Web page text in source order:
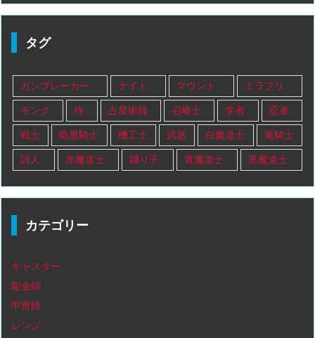
タグ
ガンブレーカー ナイト マウント ミラプリ
モンク 侍 占星術師 召喚士 学者 忍者
戦士 暗黒騎士 機工士 武器 白魔道士 竜騎士
詩人 赤魔道士 踊り子 青魔道士 黒魔道士
カテゴリー
キャスター
彫金師
甲冑師
レンジ